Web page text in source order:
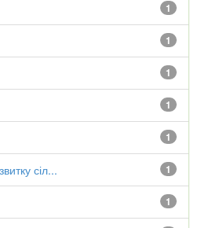
1
1
1
1
1
1
сіл...
1